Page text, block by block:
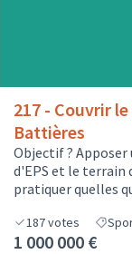
217 - Couvrir
Battières
Objectif ?
d'EPS et le terrain
pratiquer quelles
187votes
1 000 000 €